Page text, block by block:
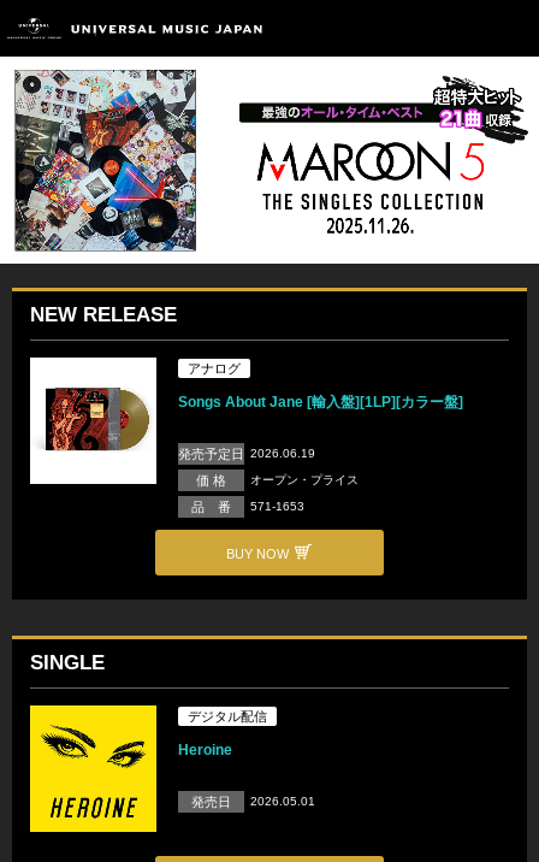
NEW RELEASE
アナログ
Songs About Jane [輸入盤][1LP][カラー盤]
発売予定日 2026.06.19
価 格 オープン・プライス
品 番 571-1653
BUY NOW
SINGLE
デジタル配信
Heroine
発売日 2026.05.01